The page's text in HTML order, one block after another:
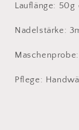
Lauflänge: 50g
Nadelstärke:
Pflege: